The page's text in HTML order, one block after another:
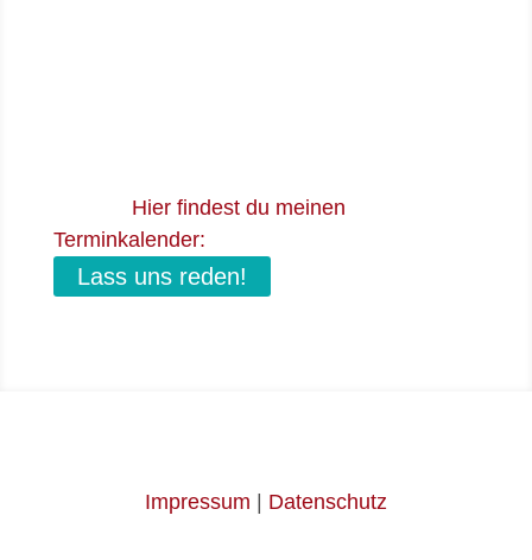
Hier findest du meinen
Terminkalender:
Lass uns reden!
Impressum Datenschutz